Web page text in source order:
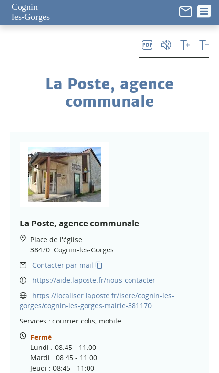
Cognin
les-Gorges
La Poste, agence
communale
La Poste, agence communale
Place de l'église
38470 Cognin-les-Gorges
Contacter par mail
https://aide.laposte.fr/nous-contacter
https://localiser.laposte.fr/isere/cognin-les-
gorges/cognin-les-gorges-mairie-381170
Services : courrier colis, mobile
Fermé
Lundi : 08:45 - 11:00
Mardi : 08:45 - 11:00
Jeudi : 08:45 - 11:00
Panneau de gestion des cookies